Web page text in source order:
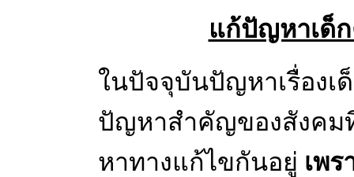
แก้ปัญหาเด็ก
ในปัจจุบันปัญหาเรื่องเ
ปัญหาสำคัญของสังคม
หาทางแก้ไขกันอยู่ เพ